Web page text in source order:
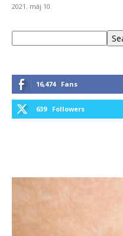
2021. máj 10.
16,474 Fans
639 Followers